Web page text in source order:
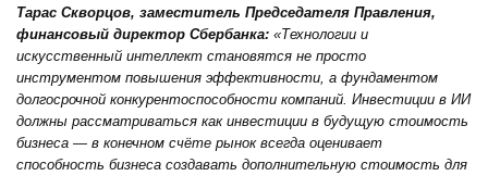
Тарас Скворцов, заместитель Председателя Правления,
финансовый директор Сбербанка: «Технологии и
искусственный интеллект становятся не просто
инструментом повышения эффективности, а фундаментом
долгосрочной конкурентоспособности компаний. Инвестиции в ИИ
должны рассматриваться как инвестиции в будущую стоимость
бизнеса — в конечном счёте рынок всегда оценивает
способность бизнеса создавать дополнительную стоимость для